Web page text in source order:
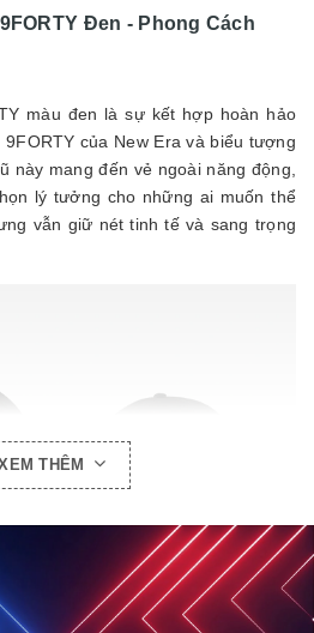
Đen - Phong Cách
màu đen là sự kết hợp hoàn hảo
của New Era và biểu tượng
này mang đến vẻ ngoài năng động,
lý tưởng cho những ai muốn thể
vẫn giữ nét tinh tế và sang trọng
THÊM